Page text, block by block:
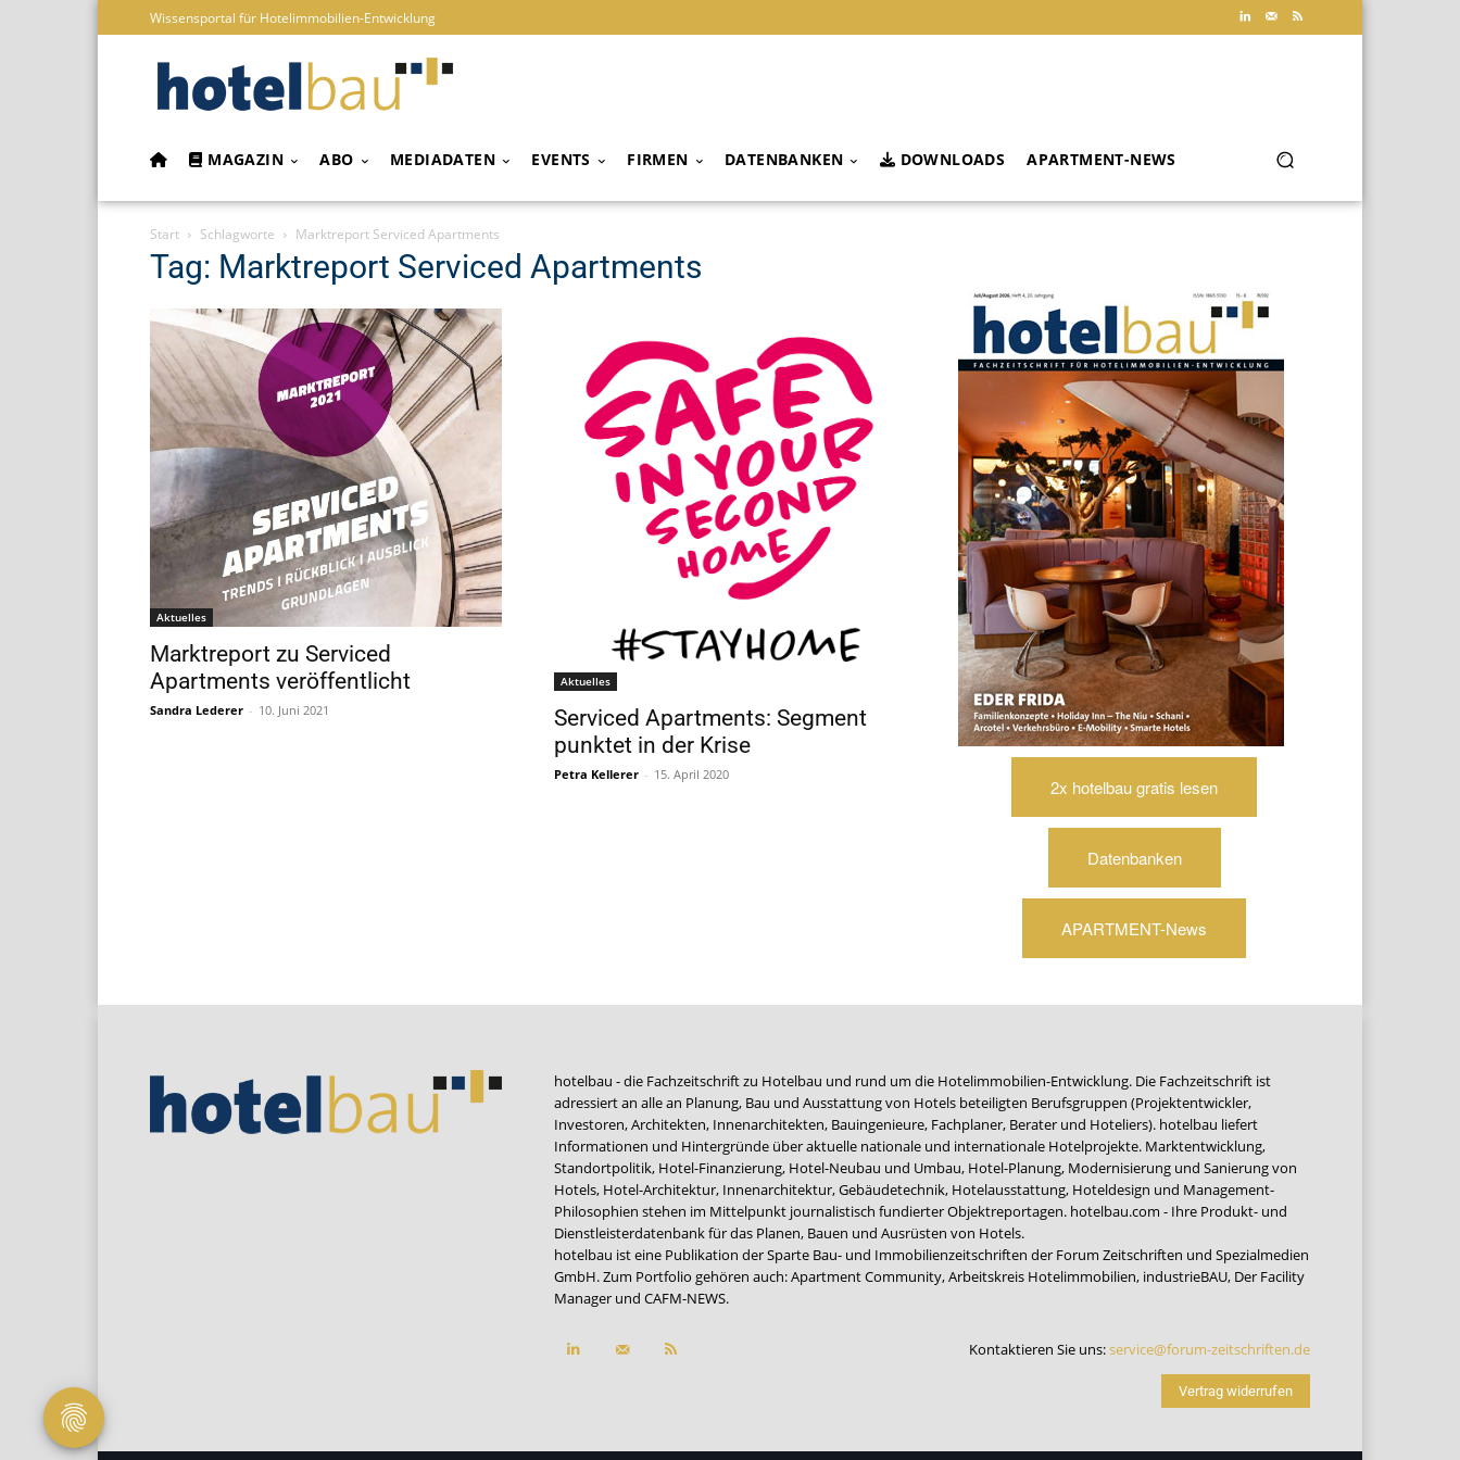
Wissensportal für Hotelimmobilien-Entwicklung
MAGAZIN ABO MEDIADATEN EVENTS FIRMEN DATENBANKEN DOWNLOADS APARTMENT-NEWS
Start Schlagworte Marktreport Serviced Apartments
Tag: Marktreport Serviced Apartments
Aktuelles
Marktreport zu Serviced
Apartments veröffentlicht
Sandra Lederer - 10. Juni 2021
Aktuelles
Serviced Apartments: Segment
punktet in der Krise
Petra Kellerer - 15. April 2020
2x hotelbau gratis lesen
Datenbanken
APARTMENT-News
hotelbau - die Fachzeitschrift zu Hotelbau und rund um die Hotelimmobilien-Entwicklung. Die Fachzeitschrift ist
adressiert an alle an Planung, Bau und Ausstattung von Hotels beteiligten Berufsgruppen (Projektentwickler,
Investoren, Architekten, Innenarchitekten, Bauingenieure, Fachplaner, Berater und Hoteliers). hotelbau liefert
Informationen und Hintergründe über aktuelle nationale und internationale Hotelprojekte. Marktentwicklung,
Standortpolitik, Hotel-Finanzierung, Hotel-Neubau und Umbau, Hotel-Planung, Modernisierung und Sanierung von
Hotels, Hotel-Architektur, Innenarchitektur, Gebäudetechnik, Hotelausstattung, Hoteldesign und Management-
Philosophien stehen im Mittelpunkt journalistisch fundierter Objektreportagen. hotelbau.com - Ihre Produkt- und
Dienstleisterdatenbank für das Planen, Bauen und Ausrüsten von Hotels.
hotelbau ist eine Publikation der Sparte Bau- und Immobilienzeitschriften der Forum Zeitschriften und Spezialmedien
GmbH. Zum Portfolio gehören auch:Apartment Community,Arbeitskreis Hotelimmobilien, industrieBAU, Der Facility
Manager und CAFM-NEWS.
Kontaktieren Sie uns:service@forum-zeitschriften.de
Vertrag widerrufen